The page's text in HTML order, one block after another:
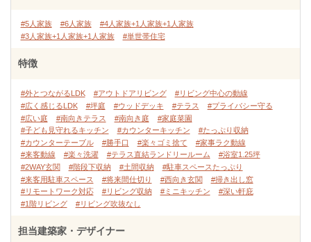
#5人家族 #6人家族
#4人家族+1人家族+1人家族
#3人家族+1人家族+1人家族
#単世帯住宅
特徴
#外とつながるLDK #アウトドアリビング
#リビング中心の動線
#広く感じるLDK
#坪庭 #ウッドデッキ #テラス
#プライバシー守る
#広い庭
#南向きテラス #南向き庭
#家庭菜園
#子ども見守れるキッチン
#カウンターキッチン
#たっぷり収納
#カウンターテーブル
#勝手口 #楽々ゴミ捨て
#家事ラク動線
#来客動線
#楽々洗濯 #テラス直結ランドリールーム
#浴室1.25坪
#2WAY玄関
#階段下収納 #土間収納
#駐車スペースたっぷり
#来客用駐車スペース
#将来間仕切り #西向き玄関
#掃き出し窓
#リモートワーク対応
#リビング収納 #ミニキッチン
#深い軒庇
#1階リビング
#リビング吹抜なし
担当建築家・デザイナー